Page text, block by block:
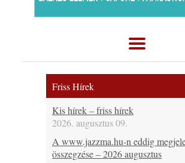
Friss Hírek
Kis hírek – friss hírek
2026. augusztus 09.
A www.jazzma.hu-n eddig
összegzése – 2026 augusztus